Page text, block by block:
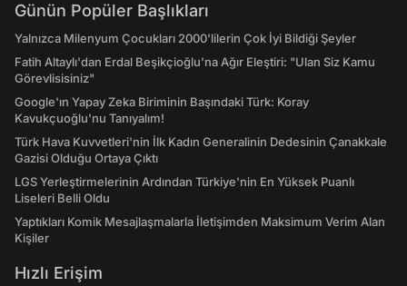
Günün Popüler Başlıkları
Yalnızca Milenyum Çocukları 2000'lilerin Çok İyi Bildiği Şeyler
Fatih Altaylı'dan Erdal Beşikçioğlu'na Ağır Eleştiri: "Ulan Siz Kamu
Görevlisisiniz"
Google'ın Yapay Zeka Biriminin Başındaki Türk: Koray
Kavukçuoğlu'nu Tanıyalım!
Türk Hava Kuvvetleri'nin İlk Kadın Generalinin Dedesinin Çanakkale
Gazisi Olduğu Ortaya Çıktı
LGS Yerleştirmelerinin Ardından Türkiye'nin En Yüksek Puanlı
Liseleri Belli Oldu
Yaptıkları Komik Mesajlaşmalarla İletişimden Maksimum Verim Alan
Kişiler
Hızlı Erişim